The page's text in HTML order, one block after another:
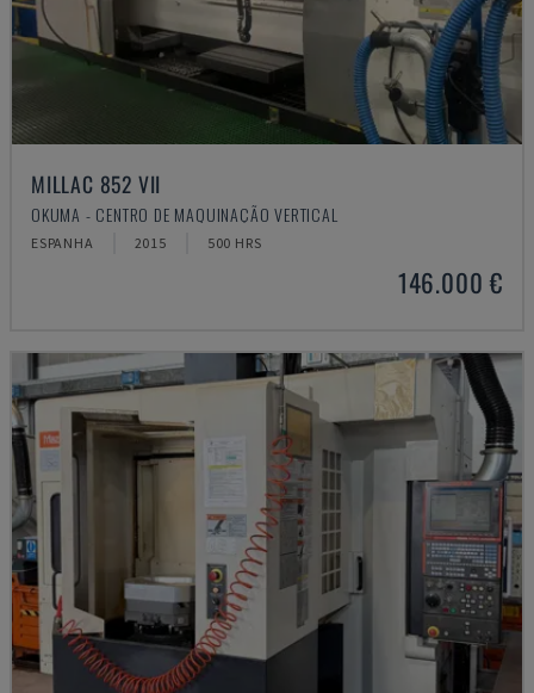
MILLAC 852 VII
OKUMA - CENTRO DE MAQUINAÇÃO VERTICAL
ESPANHA 2015 500 HRS
146.000 €